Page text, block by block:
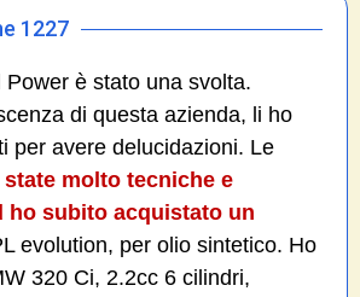
1227
Power è stato una svolta.
di questa azienda, li ho
per avere delucidazioni. Le
molto tecniche e
ho subito acquistato un
evolution, per olio sintetico. Ho
320 Ci, 2.2cc 6 cilindri,